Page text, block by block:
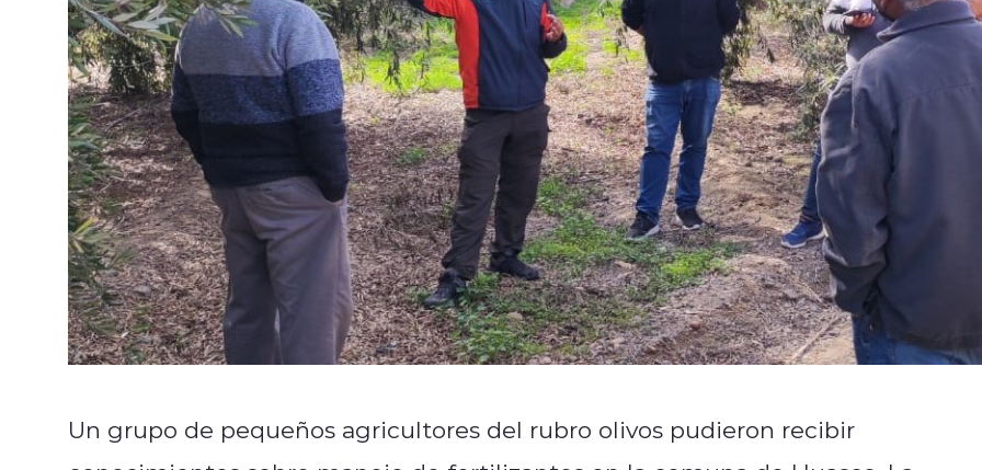
Un grupo de pequeños agricultores del rubro olivos pudieron recibir